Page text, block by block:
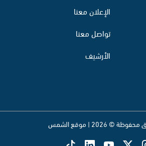
الإعلان معنا
تواصل معنا
الأرشيف
© 2026 | موقع الشمس